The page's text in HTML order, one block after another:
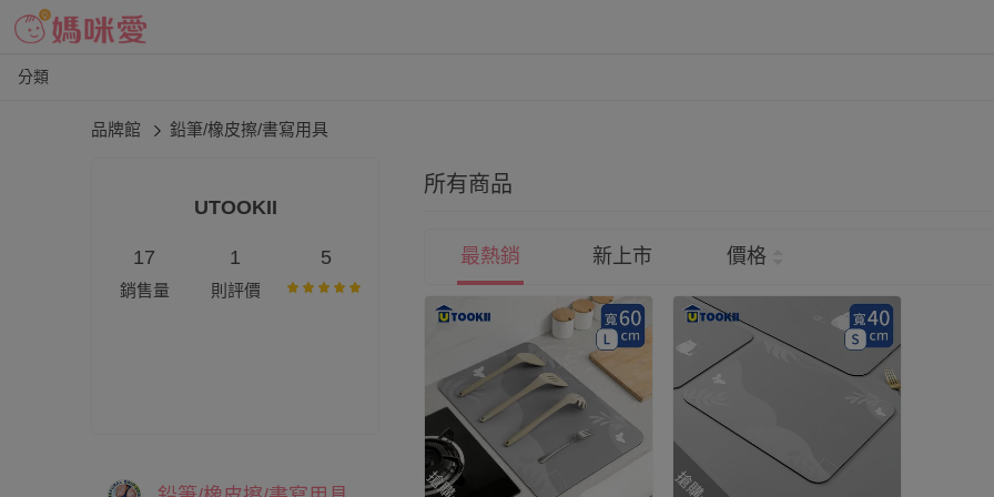
分類
品牌館 鉛筆/橡皮擦/書寫用具
UTOOKII
17
銷售量
1
則評價
5
所有商品
最熱銷 新上市 價格